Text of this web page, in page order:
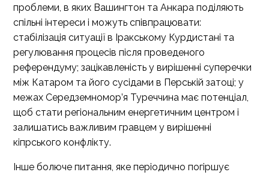
проблеми, в яких Вашингтон та Анкара поділяють
спільні інтереси і можуть співпрацювати:
стабілізація ситуації в Іракському Курдистані та
регулювання процесів після проведеного
референдуму; зацікавленість у вирішенні суперечки
між Катаром та його сусідами в Перській затоці; у
межах Середземномор’я Туреччина має потенціал,
щоб стати регіональним енергетичним центром і
залишатись важливим гравцем у вирішенні
кіпрського конфлікту.
Інше болюче питання, яке періодично погіршує